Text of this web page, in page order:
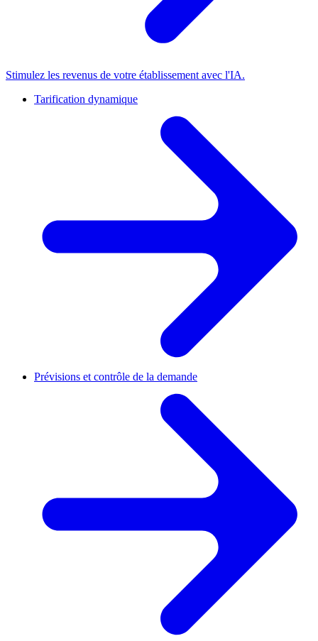
Stimulez les revenus de votre établissement avec l'IA.
Tarification dynamique
Prévisions et contrôle de la demande